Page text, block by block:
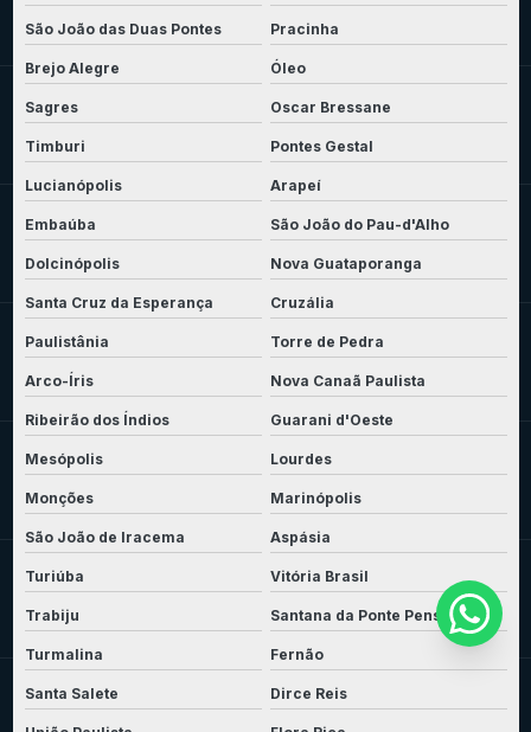
São João das Duas Pontes Pracinha
Brejo Alegre Óleo
Sagres Oscar Bressane
Timburi Pontes Gestal
Lucianópolis Arapeí
Embaúba São João do Pau-d'Alho
Dolcinópolis Nova Guataporanga
Santa Cruz da Esperança Cruzália
Paulistânia Torre de Pedra
Arco-Íris Nova Canaã Paulista
Ribeirão dos Índios Guarani d'Oeste
Mesópolis Lourdes
Monções Marinópolis
São João de Iracema Aspásia
Turiúba Vitória Brasil
Trabiju Santana da Ponte Pensa
Turmalina Fernão
Santa Salete Dirce Reis